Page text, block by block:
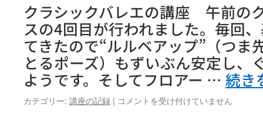
講
座
「今
日
は
デ
ジ
メ
クラシックバレエの講座 午前の
スの4回目が行われました。毎回
てきたので“ルルベアップ”（つま
とるポーズ）もずいぶん安定し、
ようです。そしてフロアー … 続き
カテゴリー: 講座の記録 | 多
コメントを受け付けていません